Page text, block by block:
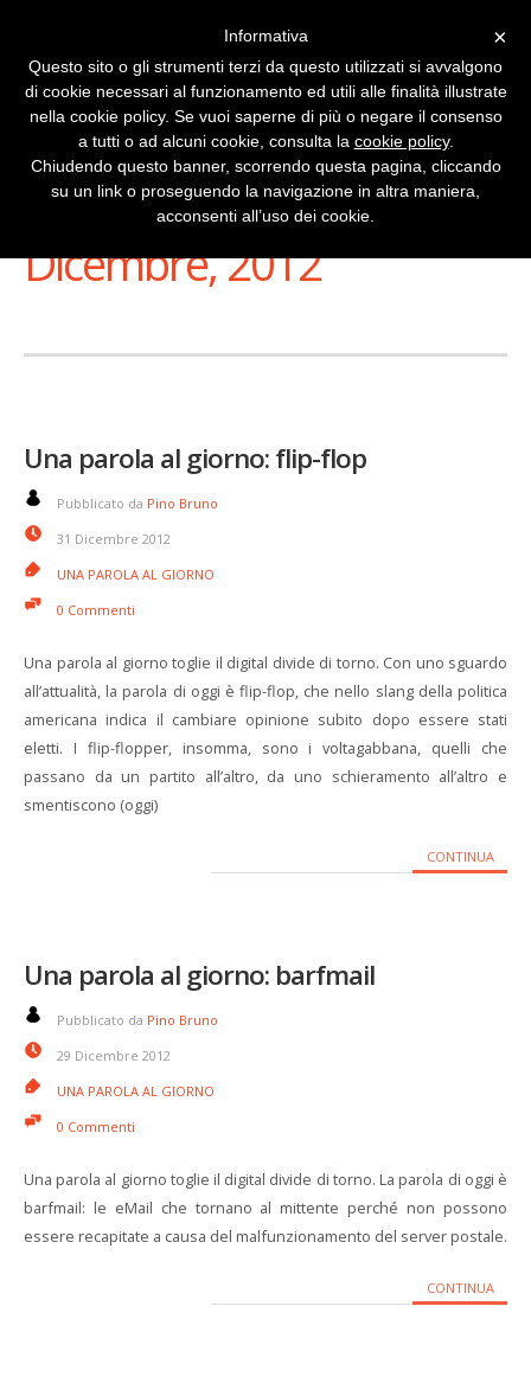
Stai Visualizzando
Dicembre, 2012
Una parola al giorno: flip-flop
Pubblicato da Pino Bruno
31 Dicembre 2012
UNA PAROLA AL GIORNO
0 Commenti
Una parola al giorno toglie il digital divide di torno. Con uno sguardo
all’attualità, la parola di oggi è flip-flop, che nello slang della politica
americana indica il cambiare opinione subito dopo essere stati
eletti. I flip-flopper, insomma, sono i voltagabbana, quelli che
passano da un partito all’altro, da uno schieramento all’altro e
smentiscono (oggi)
CONTINUA
Una parola al giorno: barfmail
Pubblicato da Pino Bruno
29 Dicembre 2012
UNA PAROLA AL GIORNO
0 Commenti
Una parola al giorno toglie il digital divide di torno. La parola di oggi è
barfmail: le eMail che tornano al mittente perché non possono
essere recapitate a causa del malfunzionamento del server postale.
CONTINUA
×
Informativa
Questo sito o gli strumenti terzi da questo utilizzati si avvalgono
di cookie necessari al funzionamento ed utili alle finalità illustrate
nella cookie policy. Se vuoi saperne di più o negare il consenso
a tutti o ad alcuni cookie, consulta la cookie policy.
Chiudendo questo banner, scorrendo questa pagina, cliccando
su un link o proseguendo la navigazione in altra maniera,
acconsenti all’uso dei cookie.